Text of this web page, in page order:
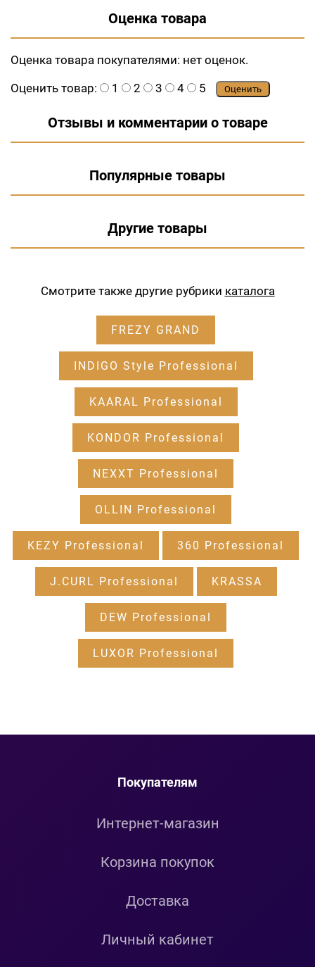
Оценка товара
Оценка товара покупателями: нет оценок.
Оценить товар:
1 2 3 4 5 Оценить
Отзывы и комментарии о товаре
Популярные товары
Другие товары
Смотрите также другие рубрики каталога
FREZY GRAND
INDIGO Style Professional
KAARAL Professional
KONDOR Professional
NEXXT Professional
OLLIN Professional
KEZY Professional 360 Professional
J.CURL Professional KRASSA
DEW Professional
LUXOR Professional
Покупателям
Интернет-магазин
Корзина покупок
Доставка
Личный кабинет